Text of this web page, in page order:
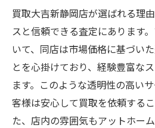
買取大吉新静岡店が選ばれる理
スと信頼できる査定にあります
いて、同店は市場価格に基づい
とを心掛けており、経験豊富な
ます。このような透明性の高い
客様は安心して買取を依頼する
た、店内の雰囲気もアットホー